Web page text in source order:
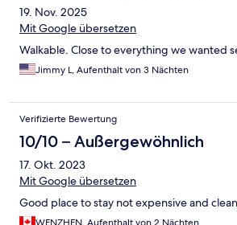
19. Nov. 2025
Mit Google übersetzen
Walkable. Close to everything we wanted
Jimmy L, Aufenthalt von 3 Nächten
Verifizierte Bewertung
10/10 – Außergewöhnlich
17. Okt. 2023
Mit Google übersetzen
Good place to stay not expensive and clean